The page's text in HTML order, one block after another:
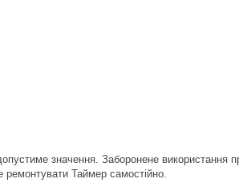
значення. Заборонене використання
Таймер самостійно.